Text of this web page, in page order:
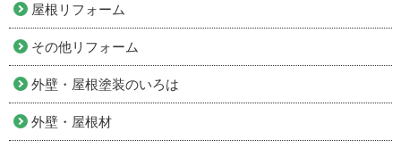
屋根リフォーム
その他リフォーム
外壁・屋根塗装のいろは
外壁・屋根材